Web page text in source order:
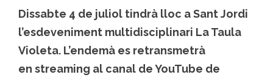
Dissabte 4 de juliol tindrà lloc a Sant Jordi
l’esdeveniment multidisciplinari La Taula
Violeta. L’endemà es retransmetrà
en streaming al canal de YouTube de